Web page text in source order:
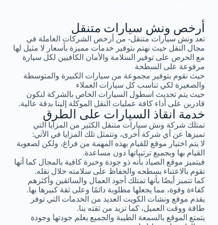
أرخص ونش سيارات متنقل
تعد ونش سيارات متنقل- من أرخص الشركات العاملة في
مجال النقل حيث نهتم بتوفير خدمات مميزة بأسعار لا مثيل لها
مع الحرص على توفير السلامة والأمان الكافيين لكل سيارة
مرفوعة على السطحة
حيث نقوم بتوفير مجموعة من سيارات الكبيرة والمتوسطة
والصغيرة لكي تناسب كل سيارات العملاء
حيث يتم تحديث اسطول السيارات الخاص بالشركة لنكون
قادرين على أداء كافة عمليات النقل الموكلة إلينا بدقة عالية.
خدمة انقاذ السيارات على الطرق
تمتلك شركة ونش سيارات متنقل الكثير من المزايا التي
تميزها عن أي شركة أخرى، وتتمثل تلك المزايا في الآتي:
لا يتم اختيار موقع للقيام بهذه المهمة من فراغ، ولكن لصعوبة
القيام بها وبجميع ترتيباتها دون مساعدة.
فيتميز موقع الصياد بأنه ذو جودة وخبرة كافية بالمجال كما أنها
تقوم بالاعتناء بسطحه والحفاظ على سلامته خلال نقله.
كما تتميز أيضًا بأنها تمتلك أجود العمال والسائقين وأكثرهم
كفاءة وقوة، مما يجعلها مطلوبة دائمًا وعلى ثقة كبيرها بها.
يقدم موقع ونشات الكويت العديد من الخدمات التي توفر
طاقة ووقت العميل، كما تزيد من ثقته بنا.
يتمتع الموقع بالسمعة الطيبة والجميع يعلم جودتها وجودة